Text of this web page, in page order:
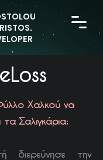
Χαλκού να
τα Σαλιγκάρια;
διερεύνησε την